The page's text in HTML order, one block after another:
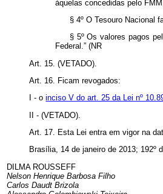
àquelas concedidas pelo
§ 4º O Tesouro Nacional
§ 5º Os valores pagos
Federal.” (NR
Art. 15. (VETADO).
Art. 16. Ficam revogados:
I - oinciso V do art. 25 da Lei nº
II - (VETADO).
Art. 17. Esta Lei entra em vigor na
Brasília, 14 de janeiro de 2013; 192º
DILMA ROUSSEFF
Nelson Henrique Barbosa Filho
Carlos Daudt Brizola